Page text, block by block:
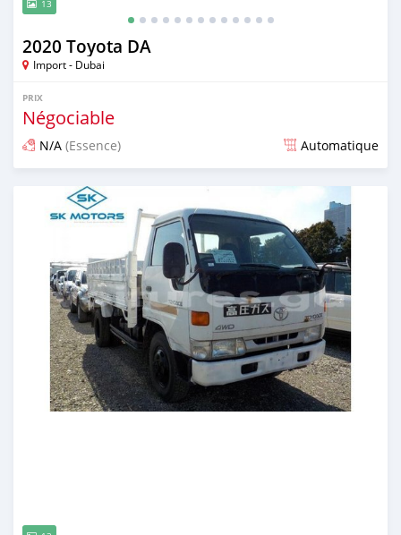
13
2020 Toyota DA
Import - Dubai
PRIX
Négociable
N/A (Essence) Automatique
Publié il y a presque 6 ans